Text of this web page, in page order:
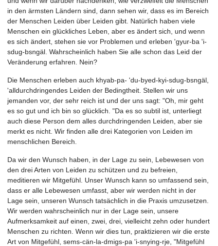
in den ärmsten Ländern sind, dann sehen wir, dass es im Bereich
der Menschen Leiden über Leiden gibt. Natürlich haben viele
Menschen ein glückliches Leben, aber es ändert sich, und wenn
es sich ändert, stehen sie vor Problemen und erleben 'gyur-ba 'i-
sdug-bsngäl. Wahrscheinlich haben Sie alle schon das Leid der
Veränderung erfahren. Nein?
Die Menschen erleben auch khyab-pa- 'du-byed-kyi-sdug-bsngäl,
'alldurchdringendes Leiden der Bedingtheit. Stellen wir uns
jemanden vor, der sehr reich ist und der uns sagt: "Oh, mir geht
es so gut und ich bin so glücklich. "Da es so subtil ist, unterliegt
auch diese Person dem alles durchdringenden Leiden, aber sie
merkt es nicht. Wir finden alle drei Kategorien von Leiden im
menschlichen Bereich.
Da wir den Wunsch haben, in der Lage zu sein, Lebewesen von
den drei Arten von Leiden zu schützen und zu befreien,
meditieren wir Mitgefühl. Unser Wunsch kann so umfassend sein,
dass er alle Lebewesen umfasst, aber wir werden nicht in der
Lage sein, unseren Wunsch tatsächlich in die Praxis umzusetzen.
Wir werden wahrscheinlich nur in der Lage sein, unsere
Aufmerksamkeit auf einen, zwei, drei, vielleicht zehn oder hundert
Menschen zu richten. Wenn wir dies tun, praktizieren wir die erste
Art von Mitgefühl, sems-cän-la-dmigs-pa 'i-snying-rje, "Mitgefühl